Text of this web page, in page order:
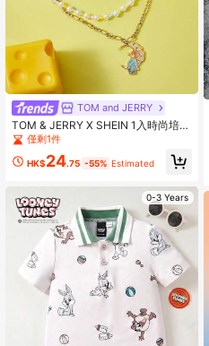
TOM and JERRY
TOM & JERRY X SHEIN 1入時尚培養
人造珍珠裝飾老鼠和月亮吊墜項鍊，
僅剩1件
HK$24.75 -55% Estimated
0-3 Years